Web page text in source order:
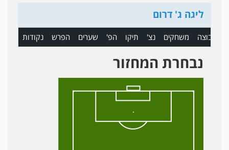
ליגה ג' דרום
קבוצה משחקים נצ' תיקו הפ' שערים הפרש נקודות
נבחרת המחזור